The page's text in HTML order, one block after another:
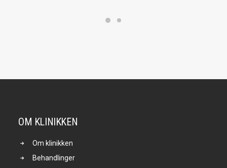
OM KLINIKKEN
Om klinikken
Behandlinger